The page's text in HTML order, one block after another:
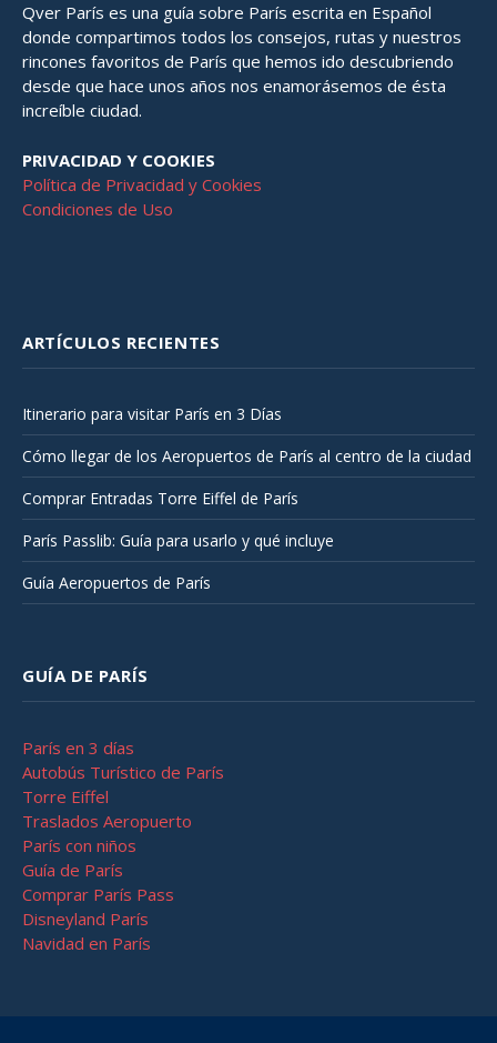
Qver París es una guía sobre París escrita en Español
donde compartimos todos los consejos, rutas y nuestros
rincones favoritos de París que hemos ido descubriendo
desde que hace unos años nos enamorásemos de ésta
increíble ciudad.
PRIVACIDAD Y COOKIES
Política de Privacidad y Cookies
Condiciones de Uso
ARTÍCULOS RECIENTES
Itinerario para visitar París en 3 Días
Cómo llegar de los Aeropuertos de París al centro de la ciudad
Comprar Entradas Torre Eiffel de París
París Passlib: Guía para usarlo y qué incluye
Guía Aeropuertos de París
GUÍA DE PARÍS
París en 3 días
Autobús Turístico de París
Torre Eiffel
Traslados Aeropuerto
París con niños
Guía de París
Comprar París Pass
Disneyland París
Navidad en París